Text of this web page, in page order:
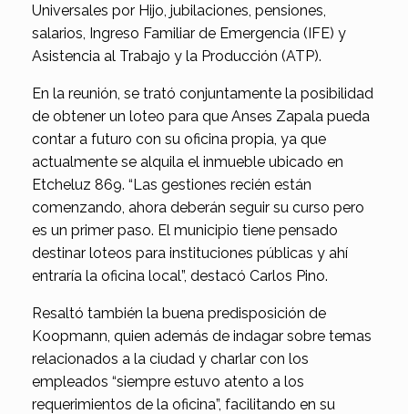
Universales por Hijo, jubilaciones, pensiones,
salarios, Ingreso Familiar de Emergencia (IFE) y
Asistencia al Trabajo y la Producción (ATP).
En la reunión, se trató conjuntamente la posibilidad
de obtener un loteo para que Anses Zapala pueda
contar a futuro con su oficina propia, ya que
actualmente se alquila el inmueble ubicado en
Etcheluz 869. “Las gestiones recién están
comenzando, ahora deberán seguir su curso pero
es un primer paso. El municipio tiene pensado
destinar loteos para instituciones públicas y ahí
entraría la oficina local”, destacó Carlos Pino.
Resaltó también la buena predisposición de
Koopmann, quien además de indagar sobre temas
relacionados a la ciudad y charlar con los
empleados “siempre estuvo atento a los
requerimientos de la oficina”, facilitando en su